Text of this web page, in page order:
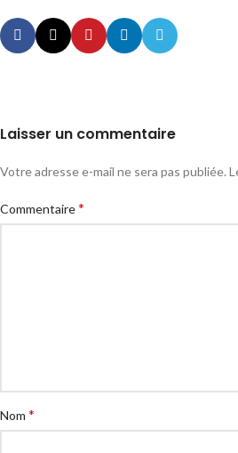
Laisser un commentaire
Votre adresse e-mail ne sera pas publiée.
Commentaire*
Nom *